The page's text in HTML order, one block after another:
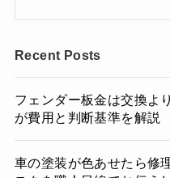
Recent Posts
フェンダー板金は交換よ
が費用と判断基準を解説
車の塗装が色あせたら修